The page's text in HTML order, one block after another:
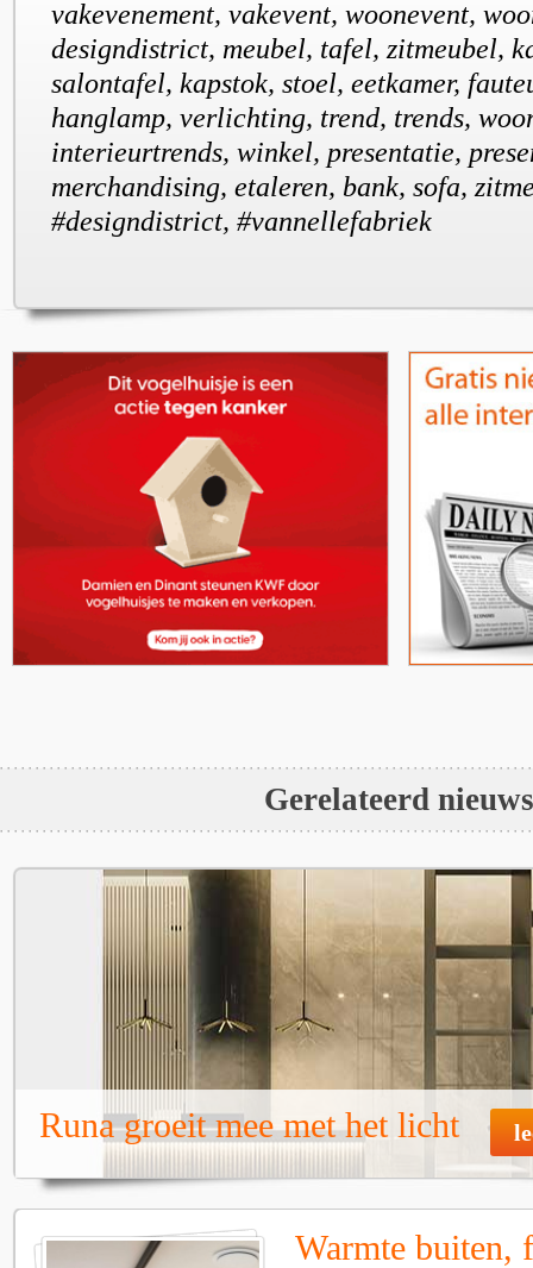
vakevenement, vakevent, woonevent,
designdistrict, meubel, tafel, zitmeubel,
salontafel, kapstok, stoel, eetkamer,
hanglamp, verlichting, trend, trends,
interieurtrends, winkel, presentatie,
merchandising, etaleren, bank, sofa,
#designdistrict, #vannellefabriek
Gerelateerd nieuws
Runa groeit mee met het licht
Warmte buiten,